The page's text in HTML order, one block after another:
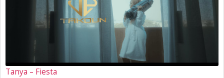
Tanya – Fiesta